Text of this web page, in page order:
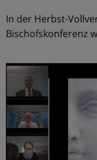
In der Herbst-
Bischofskonferenz